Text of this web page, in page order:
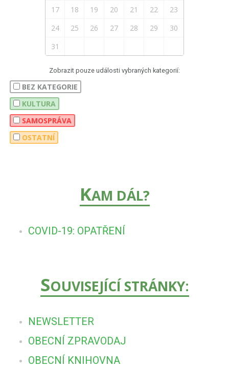
17
18 19 20 21 22
23
24
25 26 27 28 29
30
31
Zobrazit pouze události vybraných kategorií:
BEZ KATEGORIE
KULTURA
SAMOSPRÁVA
OSTATNÍ
KAM DÁL?
COVID-19: OPATŘENÍ
SOUVISEJÍCÍ STRÁNKY:
NEWSLETTER
OBECNÍ ZPRAVODAJ
OBECNÍ KNIHOVNA